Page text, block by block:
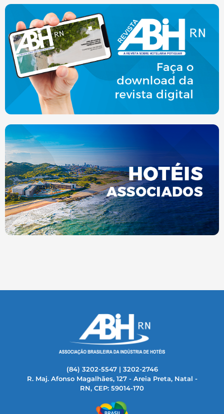
(84) 3202-5547 | 3202-2746
R. Maj. Afonso Magalhães, 127 - Areia Preta, Natal -
RN, CEP: 59014-170